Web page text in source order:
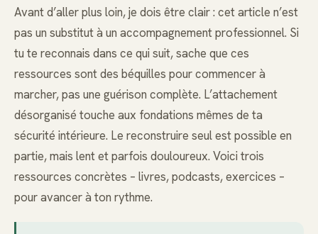
Avant d’aller plus loin, je dois être clair : cet article n’est
pas un substitut à un accompagnement professionnel. Si
tu te reconnais dans ce qui suit, sache que ces
ressources sont des béquilles pour commencer à
marcher, pas une guérison complète. L’attachement
désorganisé touche aux fondations mêmes de ta
sécurité intérieure. Le reconstruire seul est possible en
partie, mais lent et parfois douloureux. Voici trois
ressources concrètes – livres, podcasts, exercices –
pour avancer à ton rythme.